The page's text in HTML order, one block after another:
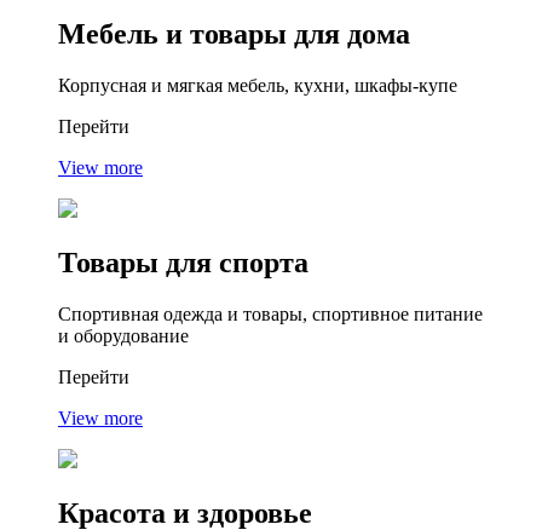
Мебель и товары для дома
Корпусная и мягкая мебель, кухни, шкафы-купе
Перейти
View more
Товары для спорта
Спортивная одежда и товары, спортивное питание
и оборудование
Перейти
View more
Красота и здоровье